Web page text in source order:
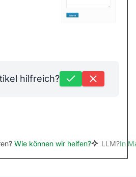
hilfreich?
Wie können wir helfen? LLM?In